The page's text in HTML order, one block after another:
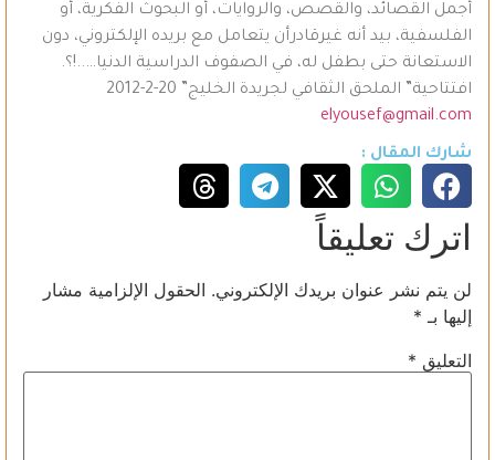
أجمل القصائد، والقصص، والروايات، أو البحوث الفكرية، أو
الفلسفية، بيد أنه غيرقادرأن يتعامل مع بريده الإلكتروني، دون
الاستعانة حتى بطفل له، في الصفوف الدراسية الدنيا…..!؟.
افتتاحية” الملحق الثقافي لجريدة الخليج” 20-2-2012
elyousef@gmail.com
شارك المقال :
اترك تعليقاً
لن يتم نشر عنوان بريدك الإلكتروني. الحقول الإلزامية مشار
إليها بـ *
التعليق *